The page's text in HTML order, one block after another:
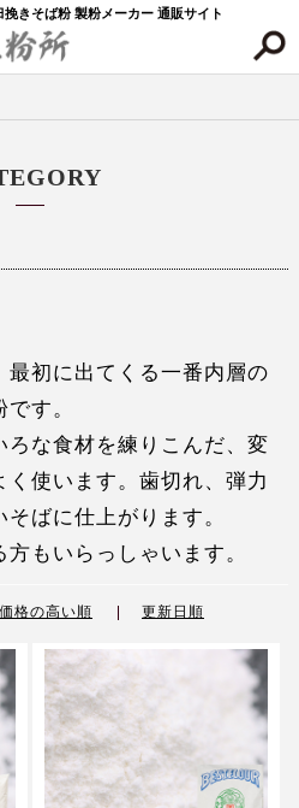
きそば粉 製粉メーカー 通販サイト
最初に出てくる一番内層の
す。
な食材を練りこんだ、変
使います。歯切れ、弾力
ばに仕上がります。
もいらっしゃいます。
価格の高い順 更新日順